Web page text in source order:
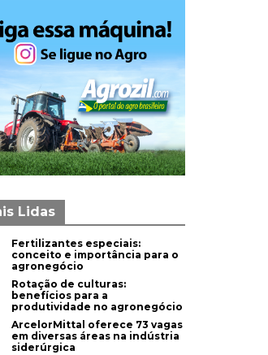
Lidas
Fertilizantes especiais:
conceito e importância para o
agronegócio
Rotação de culturas:
benefícios para a
produtividade no agronegócio
ArcelorMittal oferece 73 vagas
em diversas áreas na indústria
siderúrgica